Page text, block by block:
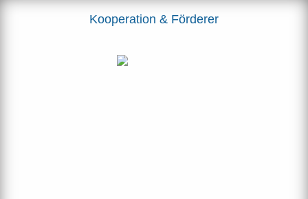
Kooperation & Förderer